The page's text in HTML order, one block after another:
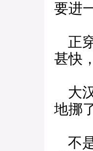
要进
正
甚快
大
地挪
不